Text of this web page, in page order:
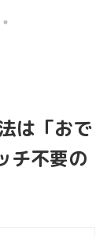
は「おで
チ不要の